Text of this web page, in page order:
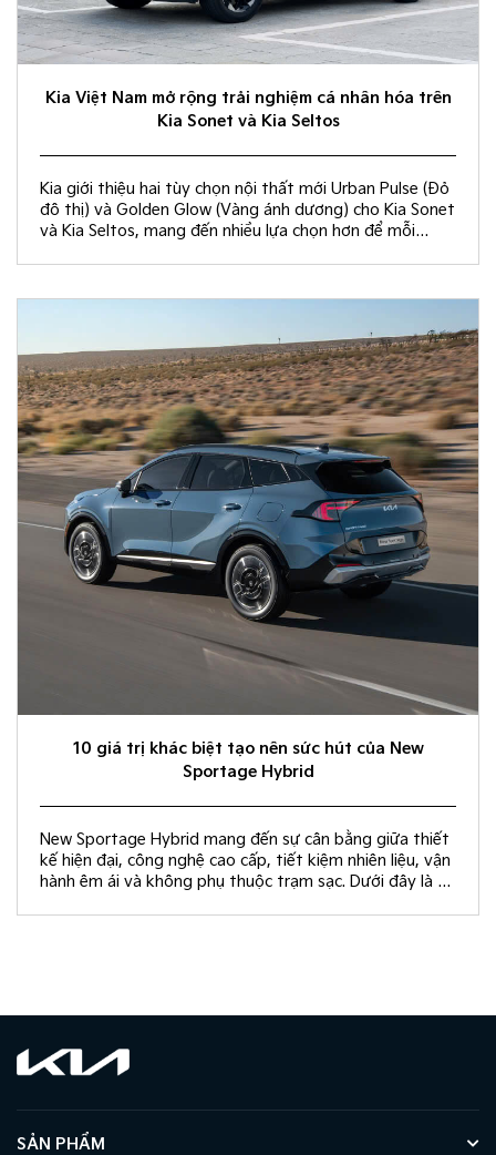
Kia Việt Nam mở rộng trải nghiệm cá nhân hóa trên
Kia Sonet và Kia Seltos
Kia giới thiệu hai tùy chọn nội thất mới Urban Pulse (Đỏ
đô thị) và Golden Glow (Vàng ánh dương) cho Kia Sonet
và Kia Seltos, mang đến nhiều lựa chọn hơn để mỗi
10 giá trị khác biệt tạo nên sức hút của New
Sportage Hybrid
New Sportage Hybrid mang đến sự cân bằng giữa thiết
kế hiện đại, công nghệ cao cấp, tiết kiệm nhiên liệu, vận
hành êm ái và không phụ thuộc trạm sạc. Dưới đây là 10
SẢN PHẨM